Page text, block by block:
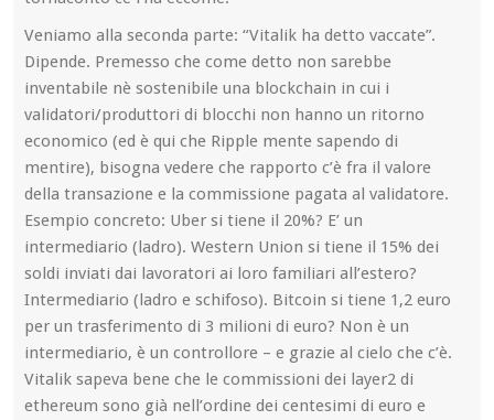
Veniamo alla seconda parte: “Vitalik ha detto vaccate”.
Dipende. Premesso che come detto non sarebbe
inventabile nè sostenibile una blockchain in cui i
validatori/produttori di blocchi non hanno un ritorno
economico (ed è qui che Ripple mente sapendo di
mentire), bisogna vedere che rapporto c’è fra il valore
della transazione e la commissione pagata al validatore.
Esempio concreto: Uber si tiene il 20%? E’ un
intermediario (ladro). Western Union si tiene il 15% dei
soldi inviati dai lavoratori ai loro familiari all’estero?
Intermediario (ladro e schifoso). Bitcoin si tiene 1,2 euro
per un trasferimento di 3 milioni di euro? Non è un
intermediario, è un controllore – e grazie al cielo che c’è.
Vitalik sapeva bene che le commissioni dei layer2 di
ethereum sono già nell’ordine dei centesimi di euro e